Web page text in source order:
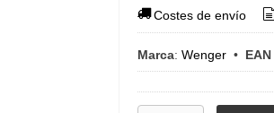
Costes de envío
Marca: Wenger•